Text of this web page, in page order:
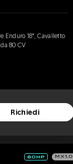
Enduro 18", Cavalletto
80 CV
Richiedi
MX1.0